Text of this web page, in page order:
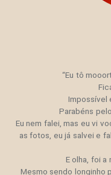
“Eu tô
Impossível
Parabéns
Eu nem falei, mas eu vi
as fotos, eu já salvei e
E olha, foi a
Mesmo sendo longinho